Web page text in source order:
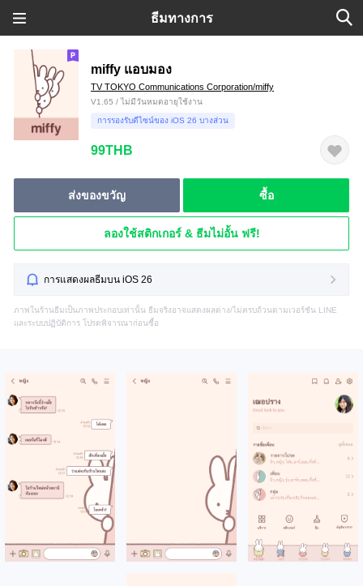
ธีมทางการ
miffy แอบมอง
TV TOKYO Communications Corporation/miffy
V1.65 / ไม่มีวันหมดอายุใช้งาน
การรองรับดีไซน์ของ iOS 26 บางส่วน
99THB
ส่งของขวัญ ซื้อ
ลองใช้สติกเกอร์ & ธีมไม่อั้น ฟรี!
การแสดงผลธีมบน iOS 26
ภาพในร้านธีมเป็นภาพประกอบเท่านั้น ธีมจริงอาจแสดงผลต่าง/ไม่ครบถ้วนตามเวอร์ชัน LINE
และระบบปฏิบัติการ โปรดพิจารณาก่อนซื้อ